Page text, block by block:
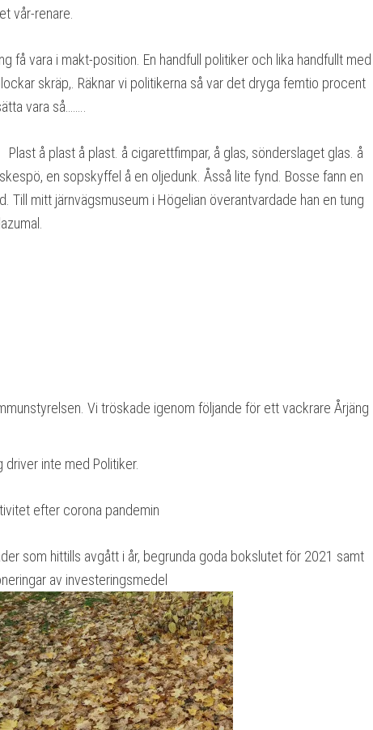
vår-renare.
få vara i makt-position. En handfull politiker och lika handfullt med
skräp,. Räknar vi politikerna så var det dryga femtio procent
vara så……..
Plast å plast å plast. å cigarettfimpar, å glas, sönderslaget glas. å
en sopskyffel å en oljedunk. Åsså lite fynd. Bosse fann en
Till mitt järnvägsmuseum i Högelian överantvardade han en tung
Vi tröskade igenom följande för ett vackrare Årjäng
driver inte med Politiker.
efter corona pandemin
som hittills avgått i år, begrunda goda bokslutet för 2021 samt
av investeringsmedel